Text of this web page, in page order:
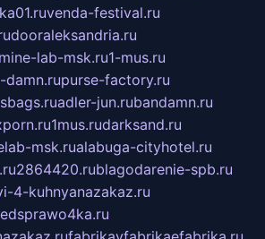
venda-festival.ru
dooraleksandria.ru
mine-lab-msk.ru1-mus.ru
damn.rupurse-factory.ru
adler-jun.rubandamn.ru
1mus.rudarksand.ru
msk.rualabuga-cityhotel.ru
2864420.rublagodarenie-spb.ru
4-kuhnyanazakaz.ru